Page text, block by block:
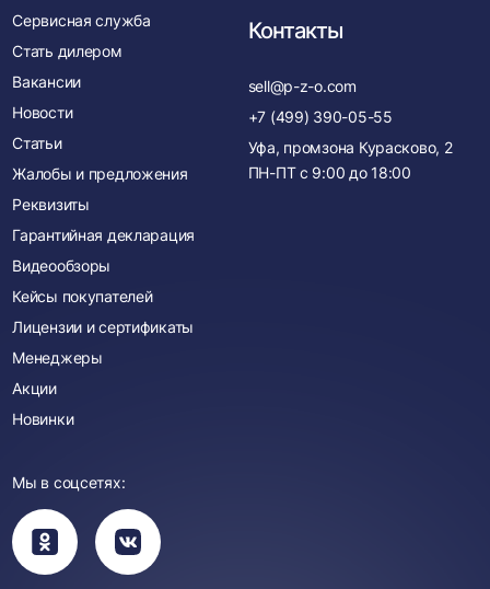
Сервисная служба
Стать дилером
Вакансии
Новости
Статьи
Жалобы и предложения
Реквизиты
Гарантийная декларация
Видеообзоры
Кейсы покупателей
Лицензии и сертификаты
Менеджеры
Акции
Новинки
Контакты
sell@p-z-o.com
+7 (499) 390-05-55
Уфа, промзона Курасково, 2
ПН-ПТ с 9:00 до 18:00
Мы в соцсетях:
Вы
перейдете
в
группу
Вы
перейдете
в
группу